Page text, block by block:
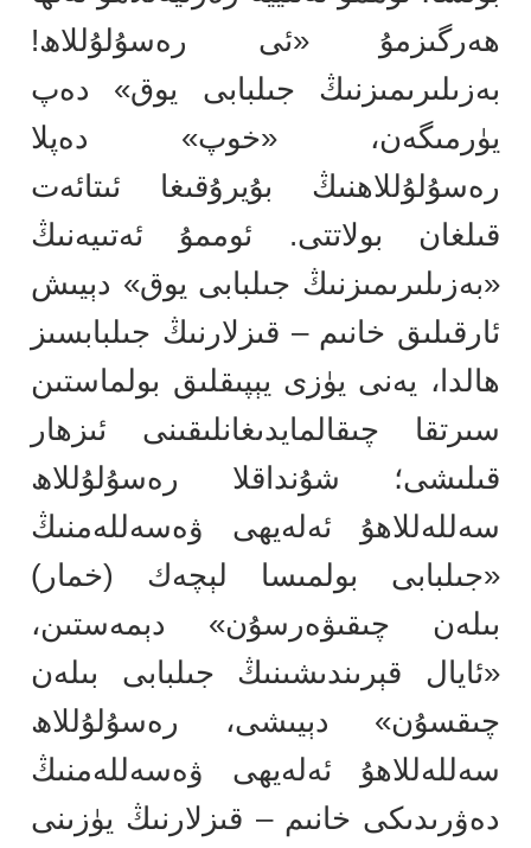
ھەرگىزمۇ «ئى رەسۇلۇللاھ!
بەزىلىرىمىزنىڭ جىلبابى يوق» دەپ
يۈرمىگەن، «خوپ» دەپلا
رەسۇلۇللاھنىڭ بۇيرۇقىغا ئىتائەت
قىلغان بولاتتى. ئوممۇ ئەتىيەنىڭ
«بەزىلىرىمىزنىڭ جىلبابى يوق» دېيىش
ئارقىلىق خانىم – قىزلارنىڭ جىلبابسىز
ھالدا، يەنى يۈزى يېپىقلىق بولماستىن
سىرتقا چىقالمايدىغانلىقىنى ئىزھار
قىلىشى؛ شۇنداقلا رەسۇلۇللاھ
سەللەللاھۇ ئەلەيھى ۋەسەللەمنىڭ
«جىلبابى بولمىسا لېچەك (خمار)
بىلەن چىقىۋەرسۇن» دېمەستىن،
«ئايال قېرىندىشىنىڭ جىلبابى بىلەن
چىقسۇن» دېيىشى، رەسۇلۇللاھ
سەللەللاھۇ ئەلەيھى ۋەسەللەمنىڭ
دەۋرىدىكى خانىم – قىزلارنىڭ يۈزىنى